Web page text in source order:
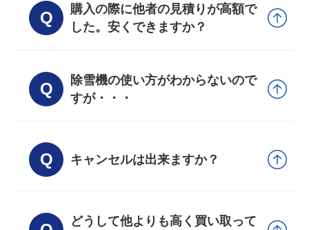
購入の際に他者の見積りが高額で
した。安くできますか？
除雪機の使い方がわからないので
すが・・・
キャンセルは出来ますか？
どうして他よりも高く買い取って